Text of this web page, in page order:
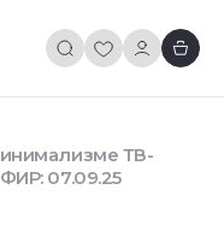
ТВ-
07.09.25